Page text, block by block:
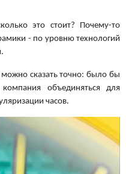
это стоит? Почему-то
- по уровню технологий
сказать точно: было бы
объединяться для
часов.